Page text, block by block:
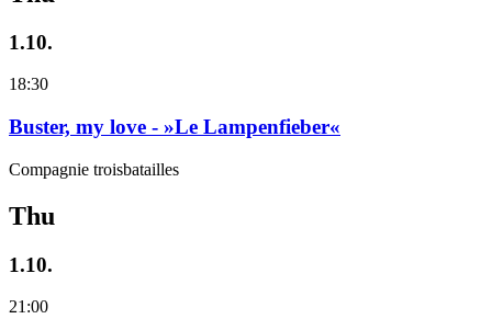
1.10.
18:30
Buster, my love - »Le Lampenfieber«
Compagnie troisbatailles
Thu
1.10.
21:00